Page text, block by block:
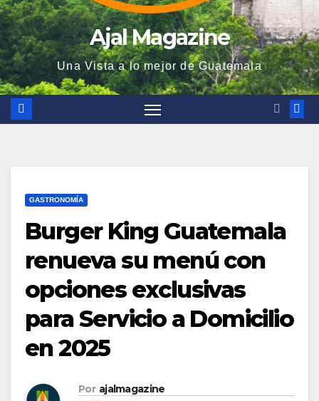
Ajal Magazine
Una Vista a lo mejor de Guatemala
GASTRONOMÍA
Burger King Guatemala
renueva su menú con
opciones exclusivas
para Servicio a Domicilio
en 2025
Por ajalmagazine